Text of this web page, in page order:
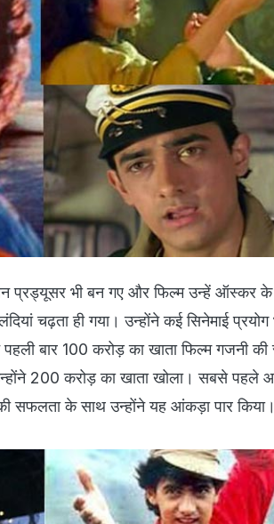
प्रड्यूसर भी बन गए और फिल्म उन्हें ऑस्कर
चढ़ता ही गया। उन्होंने कई सिनेमाई प्रयोग
बार 100 करोड़ का खाता फिल्म गजनी
200 करोड़ का खाता खोला। सबसे पहले
सफलता के साथ उन्होंने यह आंकड़ा पार किया।